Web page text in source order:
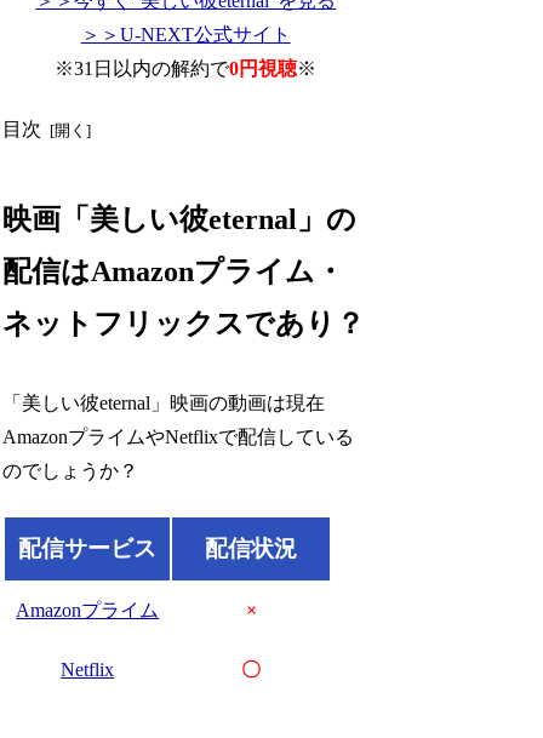
＞＞U-NEXT公式サイト
※31日以内の解約で0円視聴※
目次
映画「美しい彼eternal」の
配信はAmazonプライム・
ネットフリックスであり？
「美しい彼eternal」映画の動画は現在
AmazonプライムやNetflixで配信している
のでしょうか？
配信サービス 配信状況
Amazonプライム ×
Netflix 〇